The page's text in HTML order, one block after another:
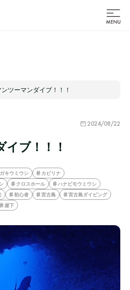
ンツーマンダイブ！！！
2024/08/22
イブ！！！
キウミウシ
カピリナ
クロスホール
ハナビモウミウシ
初心者 宮古島
宮古島ダイビング
崖下